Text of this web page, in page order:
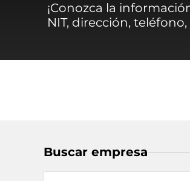
¡Conozca la
NIT, dirección,
Buscar empresa